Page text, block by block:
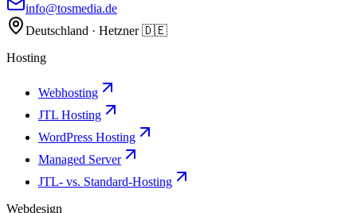
info@tosmedia.de
Deutschland · Hetzner 🇩🇪
Hosting
Webhosting
JTL Hosting
WordPress Hosting
Managed Server
JTL- vs. Standard-Hosting
Webdesign